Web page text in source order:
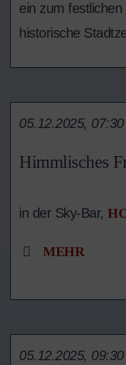
ein zum
historische
Himmlisches
05.12.2025,
in der Sky-Bar,
MEHR
05.12.2025,